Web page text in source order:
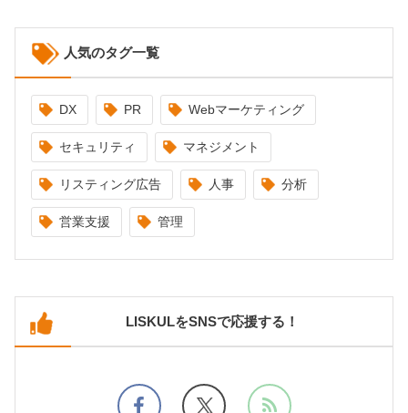
人気のタグ一覧
DX PR Webマーケティング
セキュリティ マネジメント
リスティング広告 人事 分析
営業支援 管理
LISKULをSNSで応援する！